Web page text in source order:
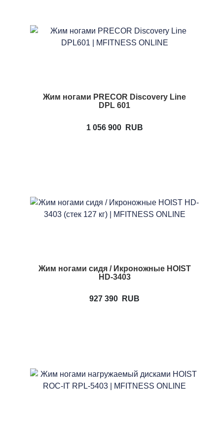
Жим ногами PRECOR Discovery Line
DPL 601
1 056 900 RUB
Жим ногами сидя / Икроножные HOIST
HD-3403
927 390 RUB